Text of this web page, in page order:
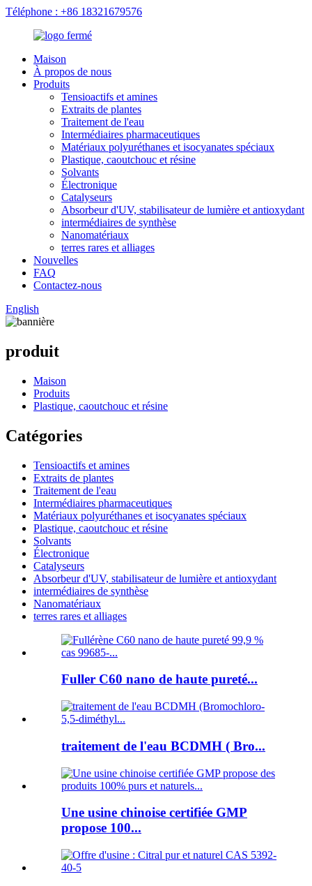
Téléphone : +86 18321679576
Maison
À propos de nous
Produits
Tensioactifs et amines
Extraits de plantes
Traitement de l'eau
Intermédiaires pharmaceutiques
Matériaux polyuréthanes et isocyanates spéciaux
Plastique, caoutchouc et résine
Solvants
Électronique
Catalyseurs
Absorbeur d'UV, stabilisateur de lumière et antioxydant
intermédiaires de synthèse
Nanomatériaux
terres rares et alliages
Nouvelles
FAQ
Contactez-nous
English
produit
Maison
Produits
Plastique, caoutchouc et résine
Catégories
Tensioactifs et amines
Extraits de plantes
Traitement de l'eau
Intermédiaires pharmaceutiques
Matériaux polyuréthanes et isocyanates spéciaux
Plastique, caoutchouc et résine
Solvants
Électronique
Catalyseurs
Absorbeur d'UV, stabilisateur de lumière et antioxydant
intermédiaires de synthèse
Nanomatériaux
terres rares et alliages
Fuller C60 nano de haute pureté...
traitement de l'eau BCDMH ( Bro...
Une usine chinoise certifiée GMP
propose 100...